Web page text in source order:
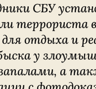
террориста
отдыха и
у
а